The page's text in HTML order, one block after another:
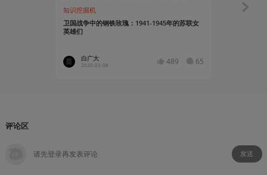
知识挖掘机
卫国战争中的钢铁玫瑰：1941-1945年的苏联女
英雄们
白广大
2020-03-08 489 65
知识挖掘机
评论区
发送